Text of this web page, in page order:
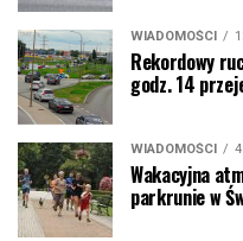
WIADOMOŚCI
Rekordowy
godz. 14
WIADOMOŚCI
Wakacyjna
parkrunie w